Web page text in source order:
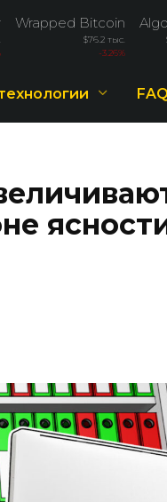
Wrapped Bitcoin
$76.2 тыс.
-3.26%
FAQ